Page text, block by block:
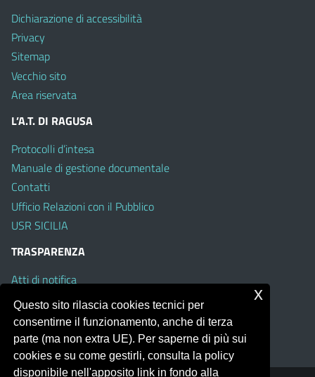
Dichiarazione di accessibilità
Privacy
Sitemap
Vecchio sito
Area riservata
L’A.T. DI RAGUSA
Protocolli d’intesa
Manuale di gestione documentale
Contatti
Ufficio Relazioni con il Pubblico
USR SICILIA
TRASPARENZA
Atti di notifica
Albo on line
Amministrazione Trasparente
Obiettivi di Accessibilità
Questo sito rilascia cookies tecnici per
consentirne il funzionamento, anche di terza
parte (ma non extra UE). Per saperne di più sui
cookies e su come gestirli, consulta la policy
disponibile nell'apposito link in fondo alla
x